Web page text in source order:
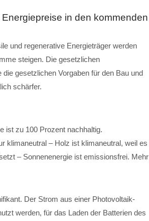
in den kommenden
und regenerative Energieträger werden
steigen. Die gesetzlichen
gesetzlichen Vorgaben für den Bau und
schärfer.
ist zu 100 Prozent nachhaltig.
klimaneutral – Holz ist klimaneutral, weil es
– Sonnenenergie ist emissionsfrei. Mehr
Der Strom aus einer Photovoltaik-
werden, für das Laden der Batterien des